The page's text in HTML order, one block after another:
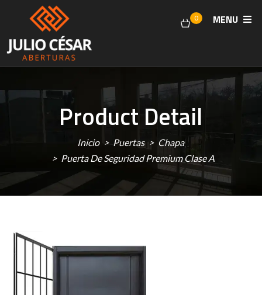
MENU
0
Product Detail
Inicio Puertas
Chapa
Puerta De Seguridad Premium Clase A